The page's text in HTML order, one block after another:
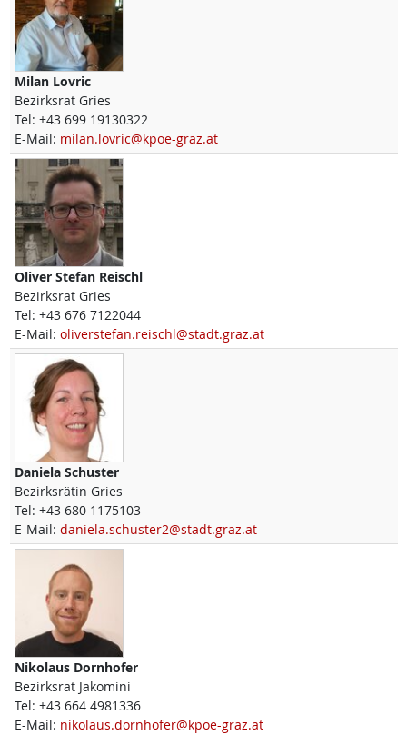
Milan Lovric
Bezirksrat Gries
Tel: +43 699 19130322
E-Mail: milan.lovric@kpoe-graz.at
Oliver Stefan Reischl
Bezirksrat Gries
Tel: +43 676 7122044
E-Mail: oliverstefan.reischl@stadt.graz.at
Daniela Schuster
Bezirksrätin Gries
Tel: +43 680 1175103
E-Mail: daniela.schuster2@stadt.graz.at
Nikolaus Dornhofer
Bezirksrat Jakomini
Tel: +43 664 4981336
E-Mail: nikolaus.dornhofer@kpoe-graz.at